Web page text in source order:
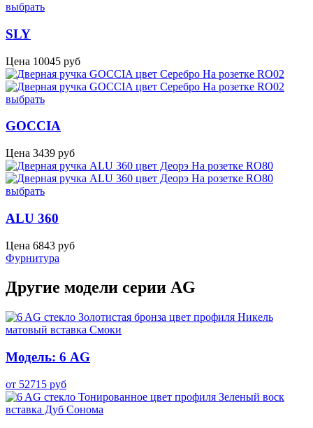
выбрать
SLY
Цена 10045 руб
выбрать
GOCCIA
Цена 3439 руб
выбрать
ALU 360
Цена 6843 руб
Фурнитура
Другие модели серии AG
Модель: 6 AG
от 52715 руб